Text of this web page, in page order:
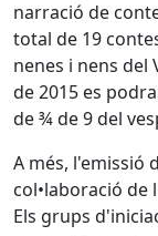
narració de
total de 19
nenes i nens del
de 2015 es
de ¾ de 9 del
A més, l'emissió
col•laboració de
Els grups